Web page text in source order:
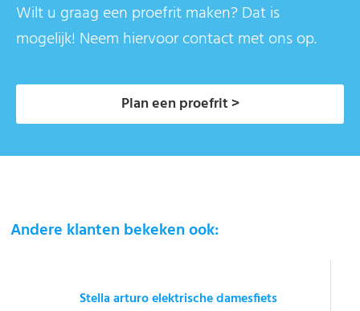
Wilt u graag een proefrit maken? Dat is
mogelijk! Neem hiervoor contact met ons op.
Plan een proefrit >
Andere klanten bekeken ook:
Stella arturo elektrische damesfiets